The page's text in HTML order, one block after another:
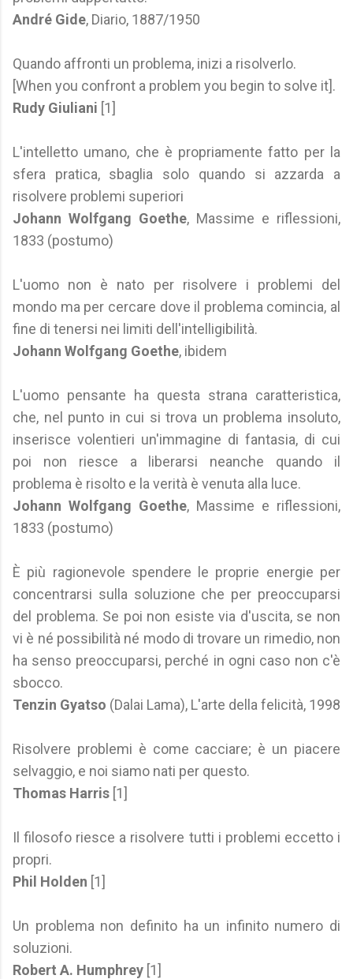
André Gide, Diario, 1887/1950
Quando affronti un problema, inizi a risolverlo.
[When you confront a problem you begin to solve it].
Rudy Giuliani [1]
L'intelletto umano, che è propriamente fatto per la
sfera pratica, sbaglia solo quando si azzarda a
risolvere problemi superiori
Johann Wolfgang Goethe, Massime e riflessioni,
1833 (postumo)
L'uomo non è nato per risolvere i problemi del
mondo ma per cercare dove il problema comincia, al
fine di tenersi nei limiti dell'intelligibilità.
Johann Wolfgang Goethe, ibidem
L'uomo pensante ha questa strana caratteristica,
che, nel punto in cui si trova un problema insoluto,
inserisce volentieri un'immagine di fantasia, di cui
poi non riesce a liberarsi neanche quando il
problema è risolto e la verità è venuta alla luce.
Johann Wolfgang Goethe, Massime e riflessioni,
1833 (postumo)
È più ragionevole spendere le proprie energie per
concentrarsi sulla soluzione che per preoccuparsi
del problema. Se poi non esiste via d'uscita, se non
vi è né possibilità né modo di trovare un rimedio, non
ha senso preoccuparsi, perché in ogni caso non c'è
sbocco.
Tenzin Gyatso (Dalai Lama), L'arte della felicità, 1998
Risolvere problemi è come cacciare; è un piacere
selvaggio, e noi siamo nati per questo.
Thomas Harris [1]
Il filosofo riesce a risolvere tutti i problemi eccetto i
propri.
Phil Holden [1]
Un problema non definito ha un infinito numero di
soluzioni.
Robert A. Humphrey [1]